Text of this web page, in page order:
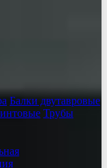
Балки двутавровые
Трубы